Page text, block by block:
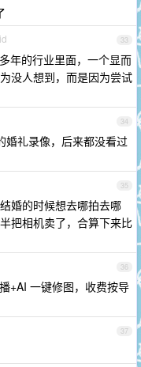
33
年的行业里面，一个显而
没人想到，而是因为尝试
34
婚礼录像，后来都没看过
35
婚的时候想去哪拍去哪
把相机卖了，合算下来比
36
+AI 一键修图，收费按导
37